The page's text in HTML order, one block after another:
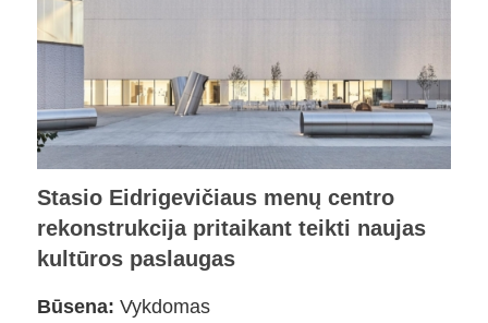
Stasio Eidrigevičiaus menų centro
rekonstrukcija pritaikant teikti naujas
kultūros paslaugas
Būsena: Vykdomas